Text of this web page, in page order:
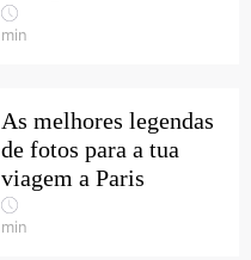
min
As melhores legendas
de fotos para a tua
viagem a Paris
min